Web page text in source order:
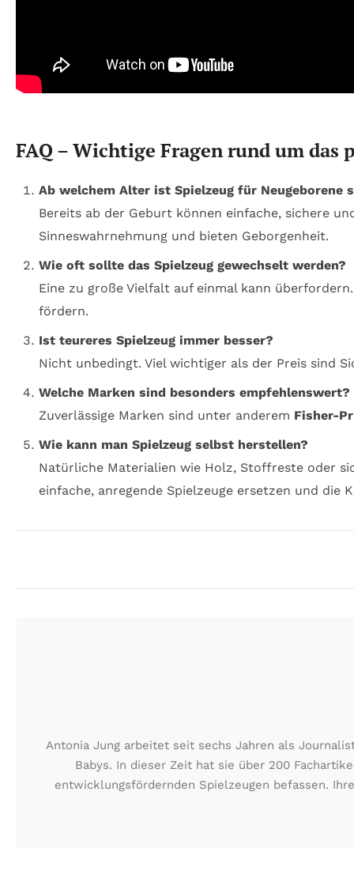
FAQ – Wichtige Fragen rund um das
Ab welchem Alter ist Spielzeug für Neugeborene
Bereits ab der Geburt können einfache, sichere
Sinneswahrnehmung und bieten Geborgenheit.
Wie oft sollte das Spielzeug gewechselt werden?
Eine zu große Vielfalt auf einmal kann
fördern.
Ist teureres Spielzeug immer besser?
Nicht unbedingt. Viel wichtiger als der Preis sind
Welche Marken sind besonders empfehlenswert?
Zuverlässige Marken sind unter anderem Fisher-
Wie kann man Spielzeug selbst herstellen?
Natürliche Materialien wie Holz, Stoffreste oder
einfache, anregende Spielzeuge ersetzen und die
Antonia Jung arbeitet seit sechs Jahren als
Babys. In dieser Zeit hat sie über 200
entwicklungsfördernden Spielzeugen befassen.